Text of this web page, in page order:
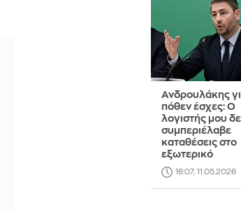
Ανδρουλάκης
πόθεν έσχες: Ο
λογιστής μου
συμπεριέλαβε
καταθέσεις στο
εξωτερικό
16:07, 11.05.2026